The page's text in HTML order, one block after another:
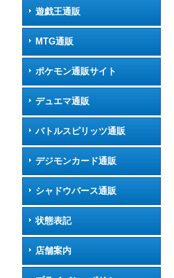
遊戯王通販
MTG通販
ポケモン通販サイト
デュエマ通販
バトルスピリッツ通販
デジモンカード通販
シャドウバース通販
状態表記
店舗案内